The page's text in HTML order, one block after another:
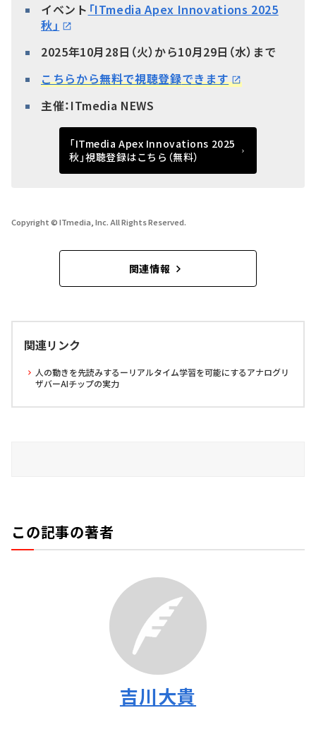
イベント 「ITmedia Apex Innovations 2025
秋」
2025年10月28日（火）から10月29日（水）まで
こちらから無料で視聴登録できます
主催：ITmedia NEWS
「ITmedia Apex Innovations 2025
秋」視聴登録はこちら（無料）
Copyright © ITmedia, Inc. All Rights Reserved.
関連情報
関連リンク
人の動きを先読みするーリアルタイム学習を可能にするアナログリ
ザバーAIチップの実力
この記事の著者
吉川大貴